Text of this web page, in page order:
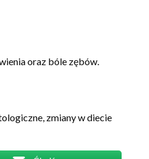
oraz bóle zębów.
zmiany w diecie